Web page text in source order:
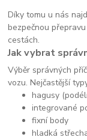
Díky tomu u nás
bezpečnou
cestách.
Jak vybrat
Výběr správných
vozu. Nejčastější
hagusy
integrované
fixní body
hladká